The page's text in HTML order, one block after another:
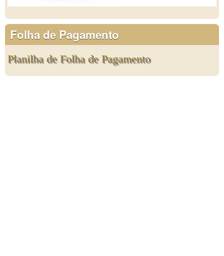
Folha de Pagamento
Planilha de Folha de Pagamento